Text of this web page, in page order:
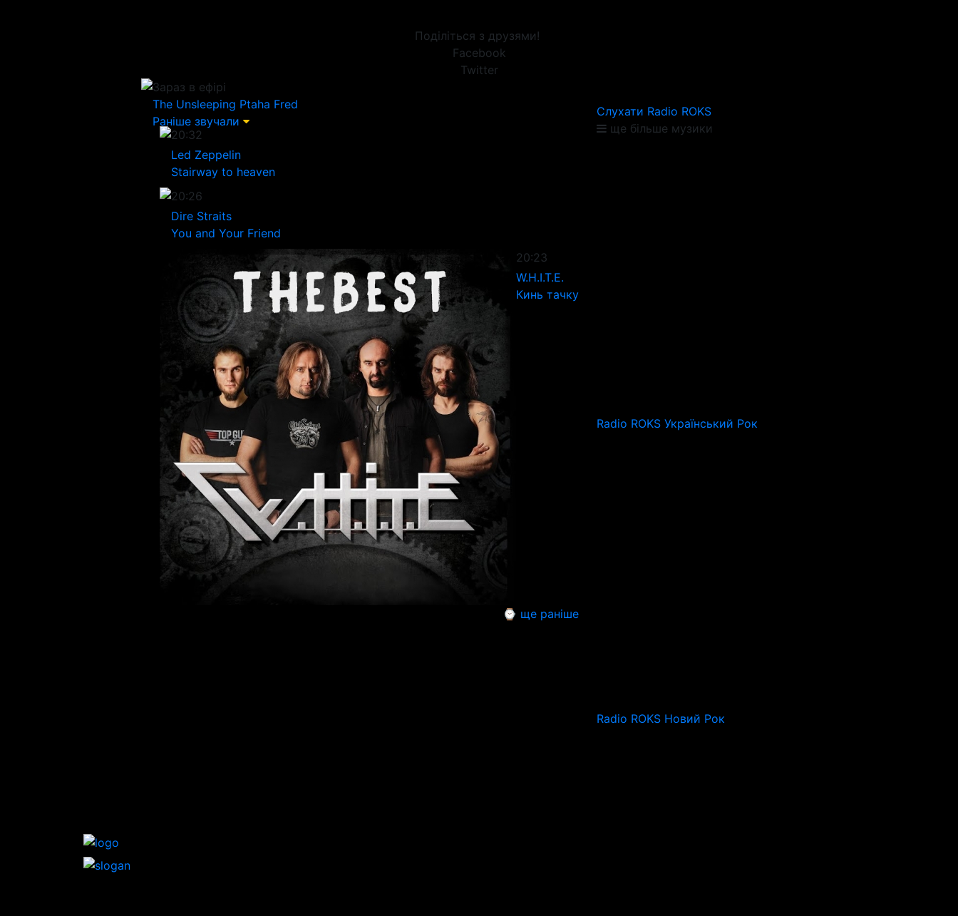
Поділіться з друзями!
Facebook
Twitter
Зараз в ефірі
The Unsleeping Ptaha Fred
Раніше звучали
20:32
Led Zeppelin
Stairway to heaven
20:26
Dire Straits
You and Your Friend
20:23
W.H.I.T.E.
Кинь тачку
⌚ ще раніше
Слухати Radio ROKS
ще більше музики
Radio ROKS Український Рок
Radio ROKS Новий Рок